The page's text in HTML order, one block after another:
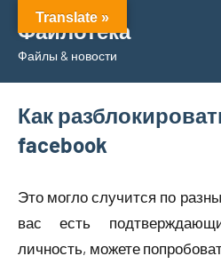
Перейти
содержимому
Файлотека
Файлы & новости
Как
facebook
Это могло случится по
вас есть
личность, можете
Translate »